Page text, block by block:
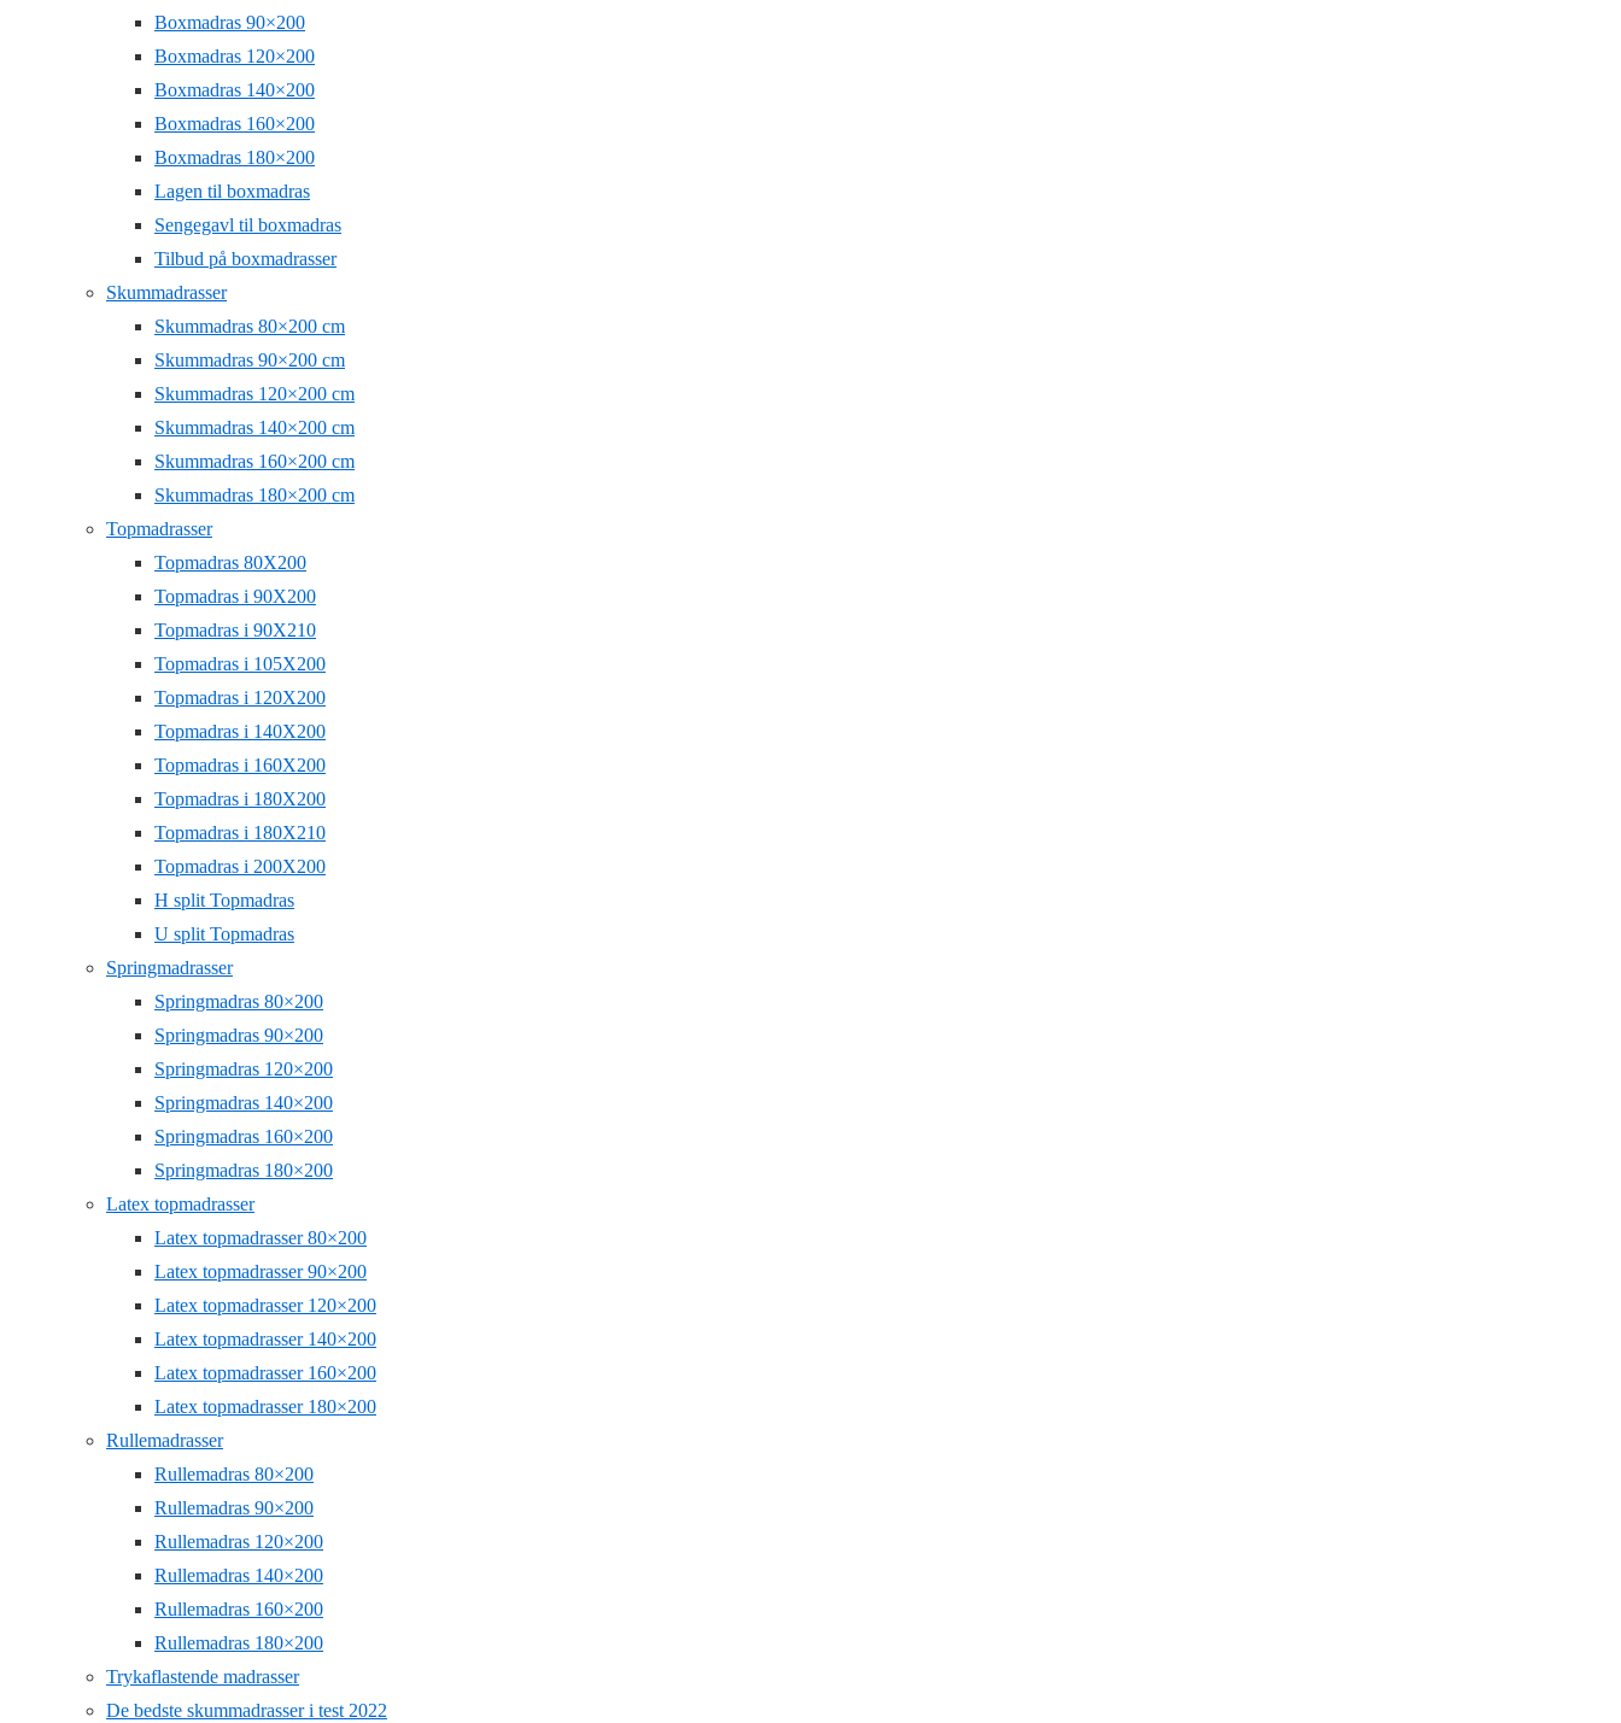
Boxmadras 90×200
Boxmadras 120×200
Boxmadras 140×200
Boxmadras 160×200
Boxmadras 180×200
Lagen til boxmadras
Sengegavl til boxmadras
Tilbud på boxmadrasser
Skummadrasser
Skummadras 80×200 cm
Skummadras 90×200 cm
Skummadras 120×200 cm
Skummadras 140×200 cm
Skummadras 160×200 cm
Skummadras 180×200 cm
Topmadrasser
Topmadras 80X200
Topmadras i 90X200
Topmadras i 90X210
Topmadras i 105X200
Topmadras i 120X200
Topmadras i 140X200
Topmadras i 160X200
Topmadras i 180X200
Topmadras i 180X210
Topmadras i 200X200
H split Topmadras
U split Topmadras
Springmadrasser
Springmadras 80×200
Springmadras 90×200
Springmadras 120×200
Springmadras 140×200
Springmadras 160×200
Springmadras 180×200
Latex topmadrasser
Latex topmadrasser 80×200
Latex topmadrasser 90×200
Latex topmadrasser 120×200
Latex topmadrasser 140×200
Latex topmadrasser 160×200
Latex topmadrasser 180×200
Rullemadrasser
Rullemadras 80×200
Rullemadras 90×200
Rullemadras 120×200
Rullemadras 140×200
Rullemadras 160×200
Rullemadras 180×200
Trykaflastende madrasser
De bedste skummadrasser i test 2022